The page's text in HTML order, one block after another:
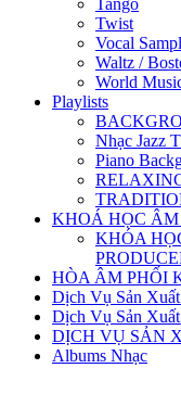
Tango
Twist
Vocal
Waltz /
World
Playlists
Nhạc Jazz
Piano
KHOÁ HỌC
KHÓA
HÒA ÂM PHỐI
Dịch Vụ Sản
Dịch Vụ Sản
DỊCH VỤ SẢN
Albums Nhạc